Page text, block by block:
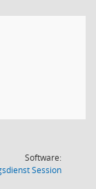
Software:
Session(Wird in